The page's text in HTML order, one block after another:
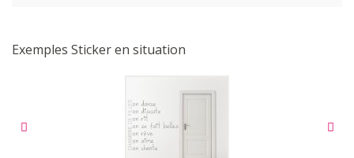
Exemples Sticker en situation